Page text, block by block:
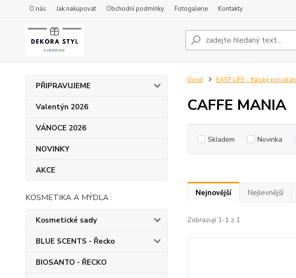
O nás Jak nakupovat Obchodní podmínky Fotogalerie Kontakty
PŘIPRAVUJEME
Valentýn 2026
VÁNOCE 2026
NOVINKY
AKCE
KOSMETIKA A MÝDLA :
Kosmetické sady
BLUE SCENTS - Řecko
BIOSANTO - ŘECKO
Úvod EASY LIFE - Italský porcelán
CAFFE MANIA
Skladem Novinka
Nejnovější Nejlevnější
Zobrazuji 1-1 z 1